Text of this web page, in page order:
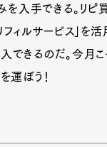
入手できる。リ
ィルサービス」を
できるのだ。今
運ぼう！